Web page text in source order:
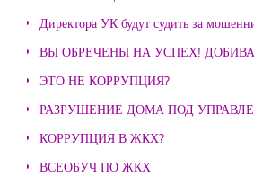
Директора УК будут судить за
ВЫ ОБРЕЧЕНЫ НА УСПЕХ!
ЭТО НЕ КОРРУПЦИЯ?
РАЗРУШЕНИЕ ДОМА ПОД
КОРРУПЦИЯ В ЖКХ?
ВСЕОБУЧ ПО ЖКХ